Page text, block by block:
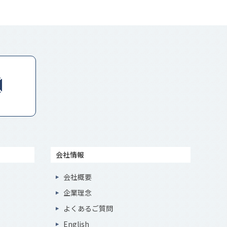
会社情報
会社概要
企業理念
よくあるご質問
English